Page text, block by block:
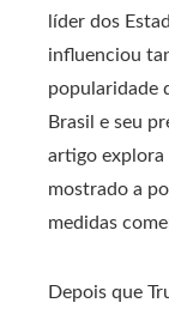
líder dos
influenciou
popularidade
Brasil e seu
artigo explora
mostrado a
medidas
Depois que